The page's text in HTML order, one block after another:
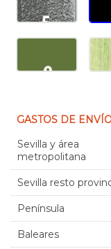
GASTOS DE
Sevilla y área
metropolitana
Sevilla resto
Península
Baleares